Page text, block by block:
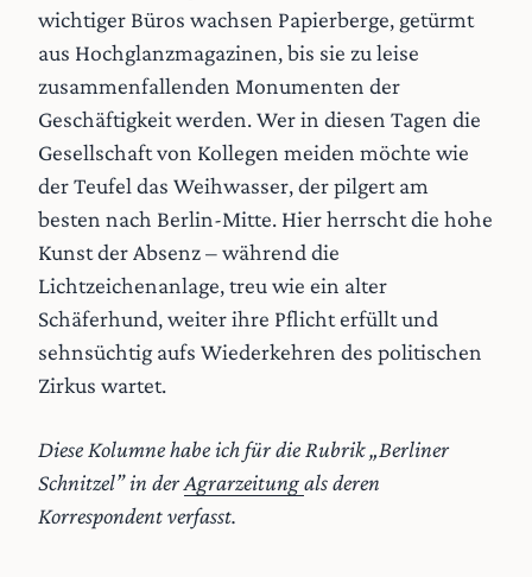
wichtiger Büros wachsen Papierberge, getürmt
aus Hochglanzmagazinen, bis sie zu leise
zusammenfallenden Monumenten der
Geschäftigkeit werden. Wer in diesen Tagen die
Gesellschaft von Kollegen meiden möchte wie
der Teufel das Weihwasser, der pilgert am
besten nach Berlin-Mitte. Hier herrscht die hohe
Kunst der Absenz – während die
Lichtzeichenanlage, treu wie ein alter
Schäferhund, weiter ihre Pflicht erfüllt und
sehnsüchtig aufs Wiederkehren des politischen
Zirkus wartet.
Diese Kolumne habe ich für die Rubrik „Berliner
Schnitzel” in derAgrarzeitungals deren
Korrespondent verfasst.